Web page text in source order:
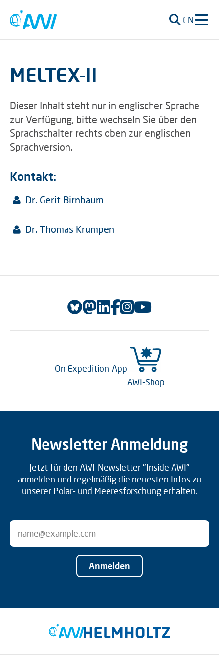
EN
MELTEX-II
Dieser Inhalt steht nur in englischer Sprache
zur Verfügung, bitte wechseln Sie über den
Sprachschalter rechts oben zur englischen
Sprachversion.
Kontakt:
Dr. Gerit Birnbaum
Dr. Thomas Krumpen
On Expedition-App
AWI-Shop
Newsletter Anmeldung
Jetzt für den AWI-Newsletter "Inside AWI"
anmelden und regelmäßig die neuesten Infos zu
unserer Polar- und Meeresforschung erhalten.
Anmelden